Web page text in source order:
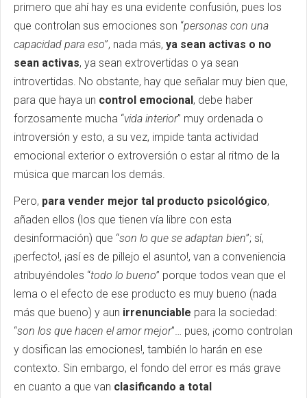
primero que ahí hay es una evidente confusión, pues los
que controlan sus emociones son “personas con una
capacidad para eso”, nada más, ya sean activas o no
sean activas, ya sean extrovertidas o ya sean
introvertidas. No obstante, hay que señalar muy bien que,
para que haya un control emocional, debe haber
forzosamente mucha “vida interior” muy ordenada o
introversión y esto, a su vez, impide tanta actividad
emocional exterior o extroversión o estar al ritmo de la
música que marcan los demás.
Pero, para vender mejor tal producto psicológico,
añaden ellos (los que tienen vía libre con esta
desinformación) que “son lo que se adaptan bien”; sí,
¡perfecto!, ¡así es de pillejo el asunto!, van a conveniencia
atribuyéndoles “todo lo bueno” porque todos vean que el
lema o el efecto de ese producto es muy bueno (nada
más que bueno) y aun irrenunciable para la sociedad:
“son los que hacen el amor mejor”… pues, ¡como controlan
y dosifican las emociones!, también lo harán en ese
contexto. Sin embargo, el fondo del error es más grave
en cuanto a que van clasificando a total